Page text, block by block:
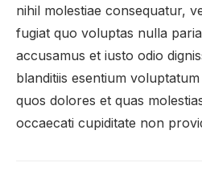
nihil molestiae consequatur,
fugiat quo voluptas nulla
accusamus et iusto odio
blanditiis esentium
quos dolores et quas
occaecati cupiditate non